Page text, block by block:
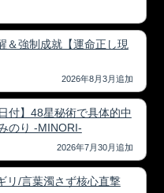
＆強制成就【運命正し現
2026年8月3月追加
付】48星秘術で具体的中
のり -MINORI-
2026年7月30月追加
リ/言葉濁さず核心直撃